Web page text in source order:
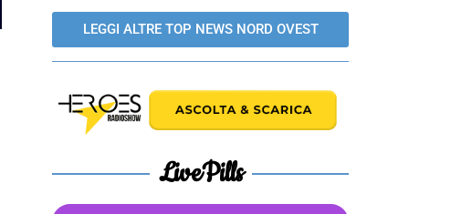
LEGGI ALTRE TOP NEWS NORD OVEST
LivePills